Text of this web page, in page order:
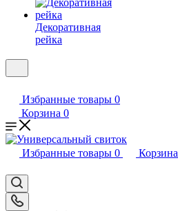
Декоративная
рейка
Избранные товары 0
Корзина 0
Избранные товары 0 Корзина